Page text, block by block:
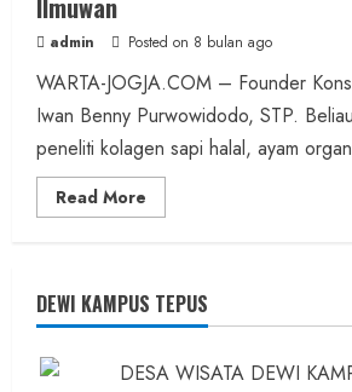
admin Posted on 8 bulan ago
WARTA-JOGJA.COM – Founder
Iwan Benny Purwowidodo, STP.
peneliti kolagen sapi halal, ayam
Read More
more
dan
Dokter
dan
DEWI KAMPUS TEPUS